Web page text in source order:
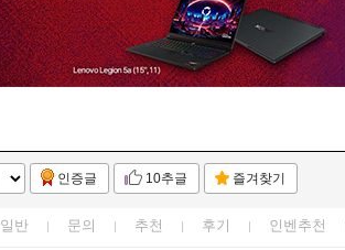
인증글 10추글 즐겨찾기
일반 문의 추천 후기 인벤추천